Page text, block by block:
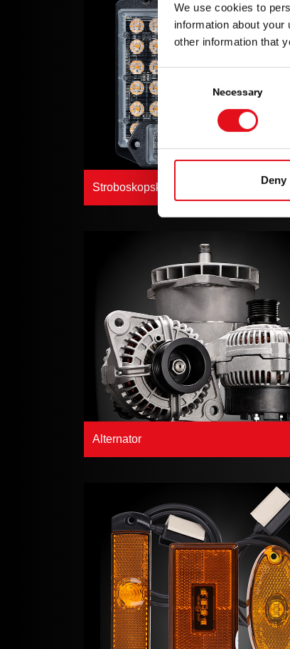
We use cookies to
information about
other information that
Consent
Selection
Necessary
Deny
Stroboskopsko svjetlo
Alternator